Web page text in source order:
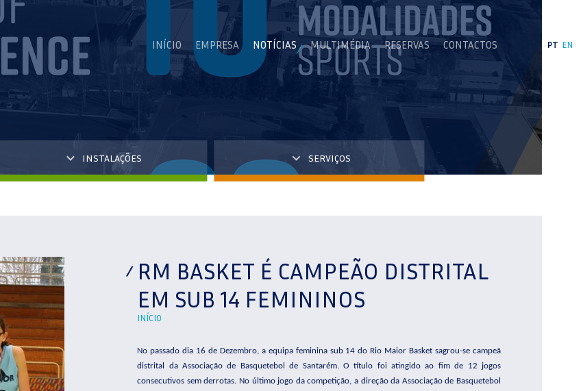
INÍCIO EMPRESA NOTÍCIAS MULTIMÉDIA RESERVAS CONTACTOS PT EN
INSTALAÇÕES SERVIÇOS
RM BASKET É CAMPEÃO DISTRITAL
EM SUB 14 FEMININOS
INÍCIO
No passado dia 16 de Dezembro, a equipa feminina sub 14 do Rio Maior Basket sagrou-se campeã
distrital da Associação de Basquetebol de Santarém. O título foi atingido ao fim de 12 jogos
consecutivos sem derrotas. No último jogo da competição, a direção da Associação de Basquetebol